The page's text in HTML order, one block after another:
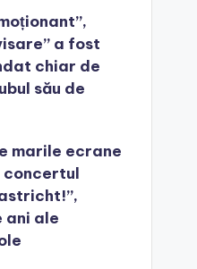
a fost
chiar de
său de
marile ecrane
concertul
ani ale